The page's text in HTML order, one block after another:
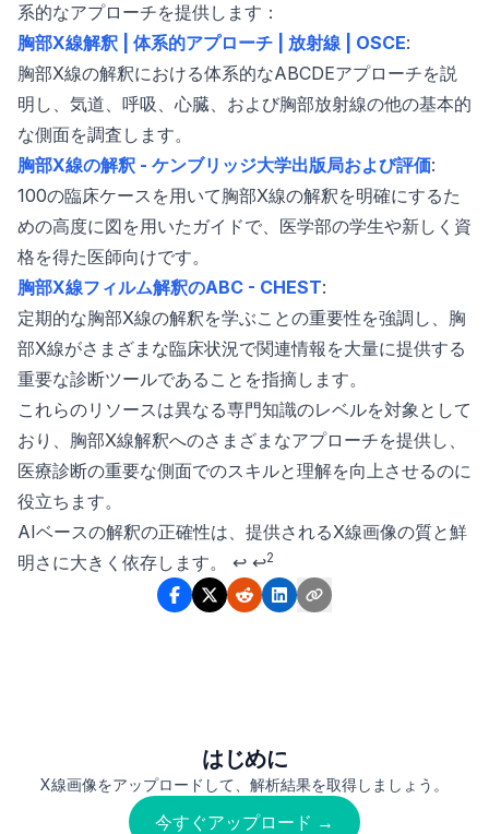
系的なアプローチを提供します：
胸部X線解釈 | 体系的アプローチ | 放射線 | OSCE:
胸部X線の解釈における体系的なABCDEアプローチを説
明し、気道、呼吸、心臓、および胸部放射線の他の基本的
な側面を調査します。
胸部X線の解釈 - ケンブリッジ大学出版局および評価:
100の臨床ケースを用いて胸部X線の解釈を明確にするた
めの高度に図を用いたガイドで、医学部の学生や新しく資
格を得た医師向けです。
胸部X線フィルム解釈のABC - CHEST:
定期的な胸部X線の解釈を学ぶことの重要性を強調し、胸
部X線がさまざまな臨床状況で関連情報を大量に提供する
重要な診断ツールであることを指摘します。
これらのリソースは異なる専門知識のレベルを対象として
おり、胸部X線解釈へのさまざまなアプローチを提供し、
医療診断の重要な側面でのスキルと理解を向上させるのに
役立ちます。
Footnotes
AIベースの解釈の正確性は、提供されるX線画像の質と鮮
明さに大きく依存します。 ↩ ↩2
はじめに
X線画像をアップロードして、解析結果を取得しましょう。
今すぐアップロード →